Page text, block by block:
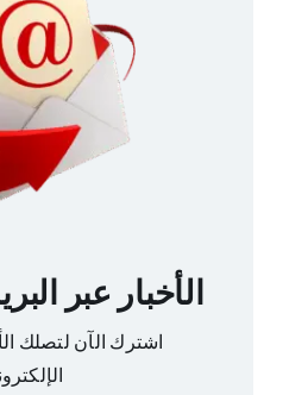
الأخبار عبر
اشترك الآن لتصلك